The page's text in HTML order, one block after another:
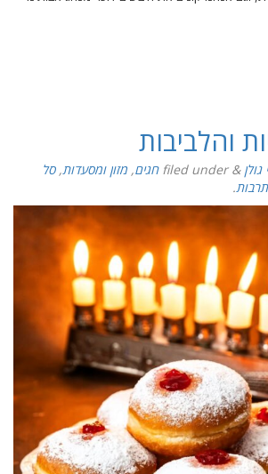
והלביבות
&
filed under חגים, מזון ומסעדות,סל
תרבות.